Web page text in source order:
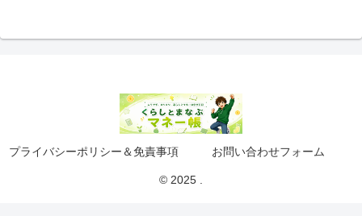
プライバシーポリシー＆免責事項 お問い合わせフォーム
© 2025 .